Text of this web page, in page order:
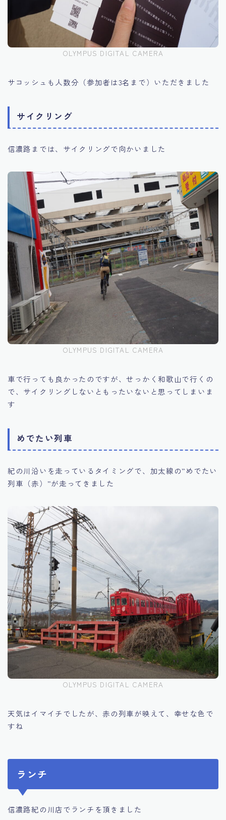
OLYMPUS DIGITAL CAMERA
サコッシュも人数分（参加者は3名まで）いただきました
サイクリング
信濃路までは、サイクリングで向かいました
OLYMPUS DIGITAL CAMERA
車で行っても良かったのですが、せっかく和歌山で行くの
で、サイクリングしないともったいないと思ってしまいま
す
めでたい列車
紀の川沿いを走っているタイミングで、加太線の”めでたい
列車（赤）”が走ってきました
OLYMPUS DIGITAL CAMERA
天気はイマイチでしたが、赤の列車が映えて、幸せな色で
すね
ランチ
信濃路紀の川店でランチを頂きました